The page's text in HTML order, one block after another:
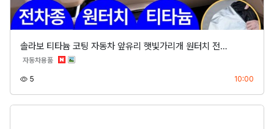
솔라보 티타늄 코팅 자동차 앞유리 햇빛가리개 원터치 전…
자동차용품분류
5 10:00